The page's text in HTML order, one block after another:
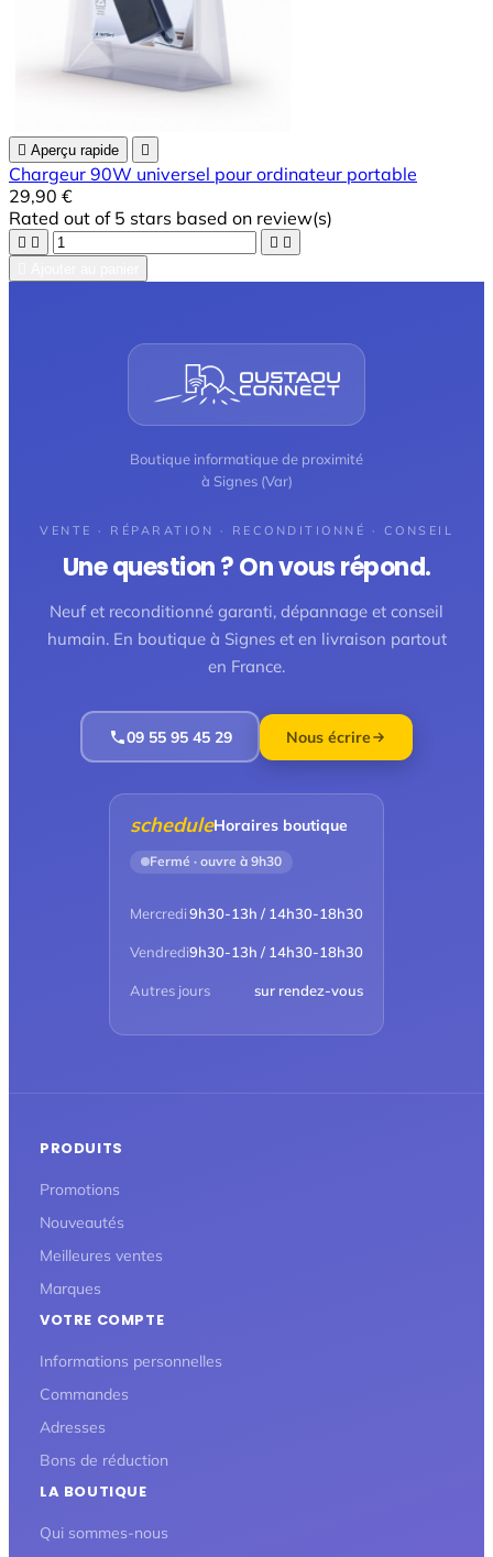
 Aperçu rapide 
Chargeur 90W universel pour ordinateur portable
29,90 €
Rated out of 5 stars based on review(s)
   
Boutique informatique de proximité
à Signes (Var)
VENTE · RÉPARATION · RECONDITIONNÉ · CONSEIL
Une question ? On vous répond.
Neuf et reconditionné garanti, dépannage et conseil
humain. En boutique à Signes et en livraison partout
en France.
09 55 95 45 29 Nous écrire
scheduleHoraires boutique
Fermé · ouvre à 9h30
Mercredi9h30-13h / 14h30-18h30
Vendredi9h30-13h / 14h30-18h30
Autres jours sur rendez-vous
PRODUITS
Promotions
Nouveautés
Meilleures ventes
Marques
VOTRE COMPTE
Informations personnelles
Commandes
Adresses
Bons de réduction
LA BOUTIQUE
Qui sommes-nous